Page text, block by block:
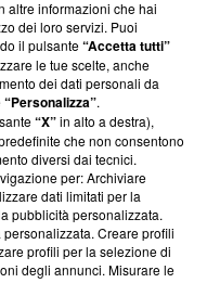
richiesto di farne
una verifica di
altre informazioni che hai
dei loro servizi. Puoi
il pulsante“Accetta tutti”
le tue scelte, anche
dei dati personali da
“Personalizza”.
“X”in alto a destra),
che non consentono
diversi dai tecnici.
per: Archiviare
dati limitati per la
pubblicità personalizzata.
Creare profili
profili per la selezione di
degli annunci. Misurare le